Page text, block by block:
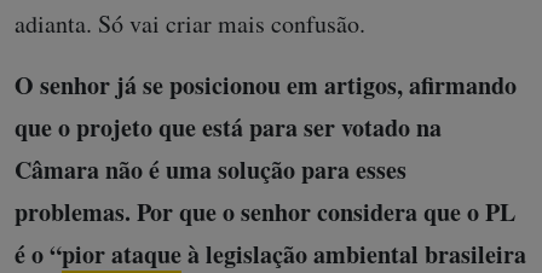
adianta. Só vai criar mais confusão.
O senhor já se posicionou em artigos, afirmando
que o projeto que está para ser votado na
Câmara não é uma solução para esses
problemas. Por que o senhor considera que o PL
é o “pior ataqueà legislação ambiental brasileira